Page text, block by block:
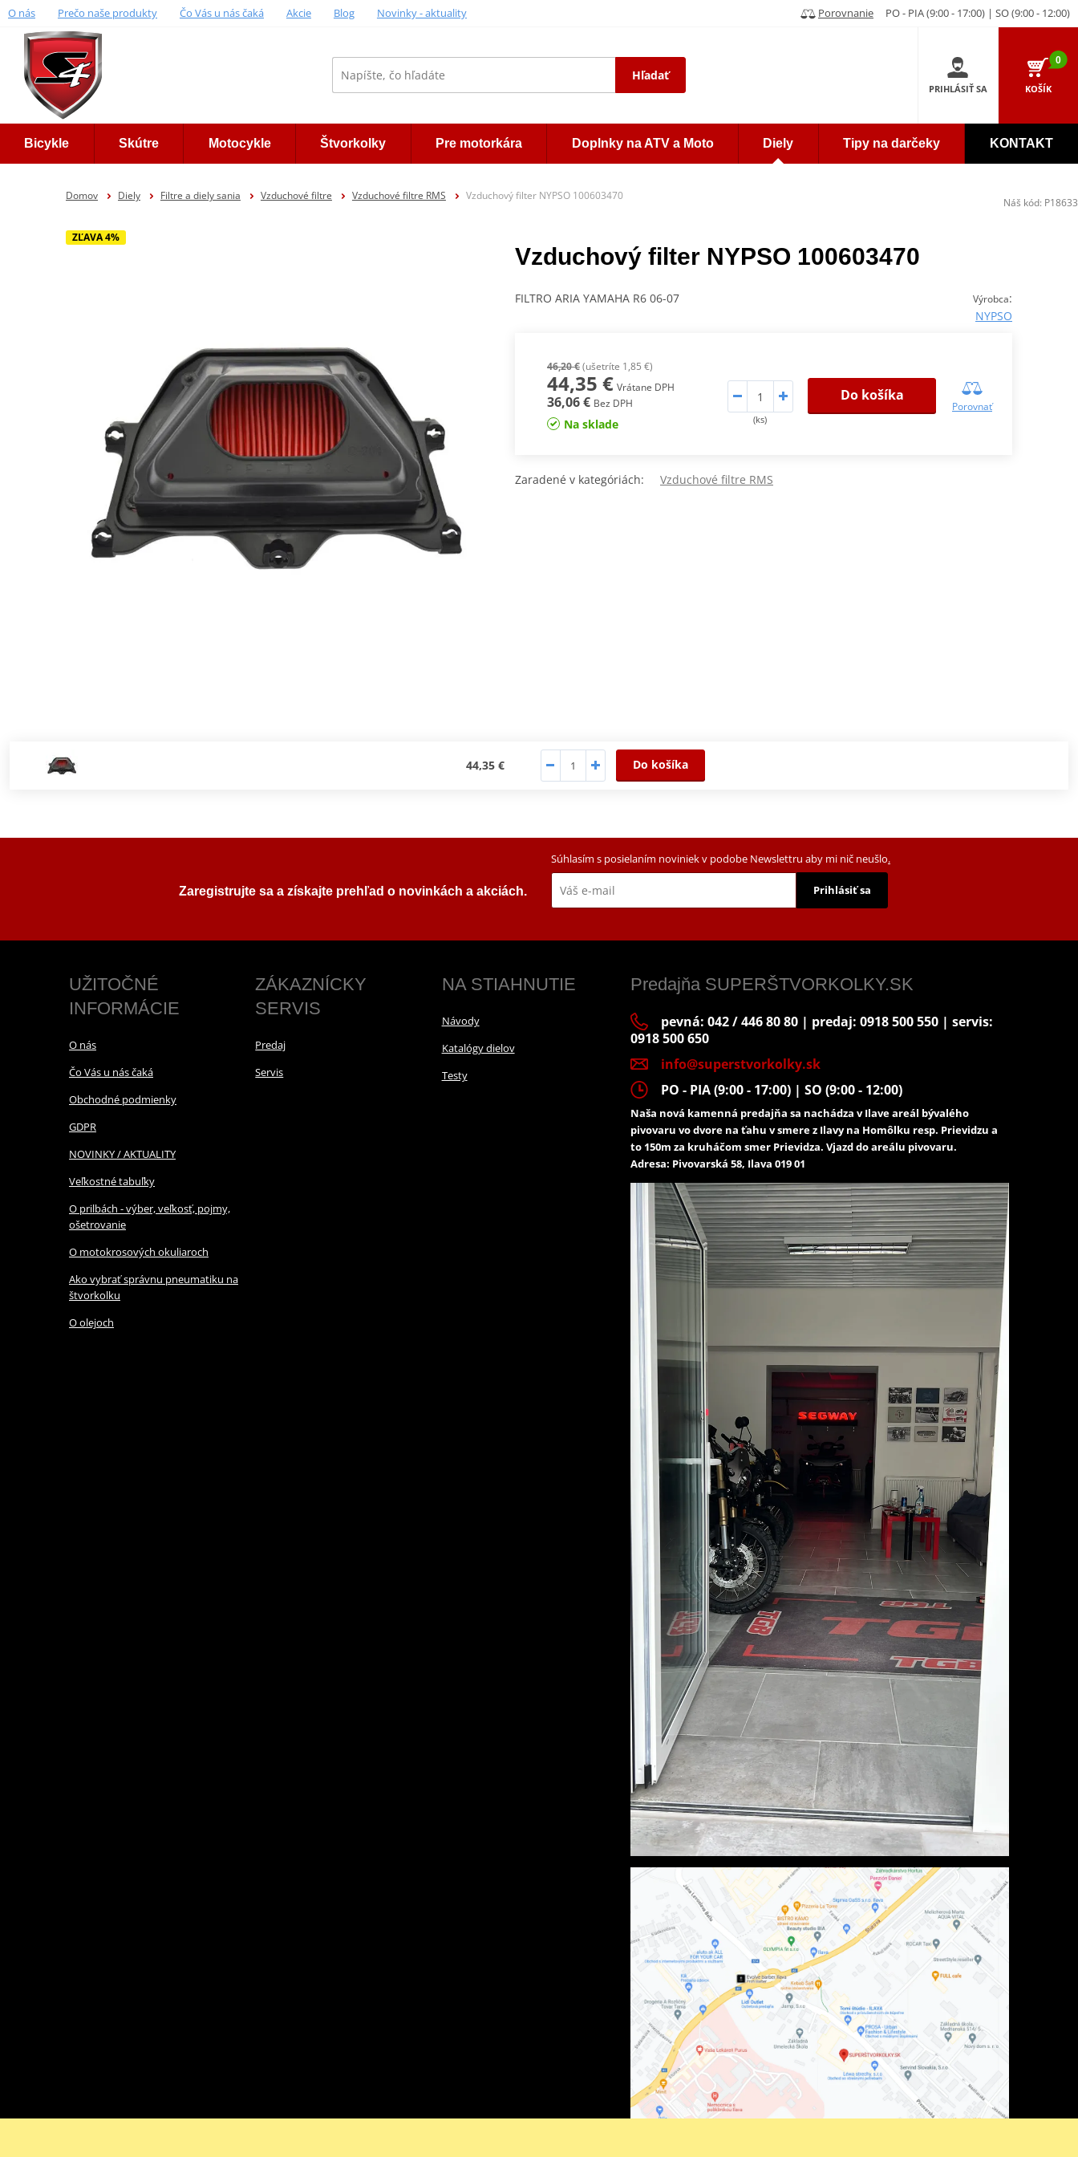
O nás Prečo naše produkty Čo Vás u nás čaká Akcie Blog Novinky - aktuality Porovnanie PO - PIA (9:00 - 17:00) | SO (9:00 - 12:00)
Hľadať
PRIHLÁSIŤ SA
0
KOŠÍK
Bicykle Skútre Motocykle Štvorkolky Pre motorkára Doplnky na ATV a Moto Diely Tipy na darčeky KONTAKT
Domov Diely Filtre a diely sania Vzduchové filtre Vzduchové filtre RMS Vzduchový filter NYPSO 100603470
ZĽAVA 4%
Vzduchový filter NYPSO 100603470
Výrobca:
NYPSO
FILTRO ARIA YAMAHA R6 06-07
46,20 €(ušetríte 1,85 €)
44,35 € Vrátane DPH
36,06 € Bez DPH
Na sklade (ks)
Do košíka
Porovnať
Zaradené v kategóriách: Vzduchové filtre RMS
44,35 € Do košíka
Náš kód: P18633
Zaregistrujte sa a získajte prehľad o novinkách a akciách.
Súhlasím s posielaním noviniek v podobe Newslettru aby mi nič neušlo.
Prihlásiť sa
UŽITOČNÉ
INFORMÁCIE
O nás
Čo Vás u nás čaká
Obchodné podmienky
GDPR
NOVINKY / AKTUALITY
Veľkostné tabuľky
O prilbách - výber, veľkosť, pojmy,
ošetrovanie
O motokrosových okuliaroch
Ako vybrať správnu pneumatiku na
štvorkolku
O olejoch
ZÁKAZNÍCKY
SERVIS
Predaj
Servis
NA STIAHNUTIE
Návody
Katalógy dielov
Testy
Predajňa SUPERŠTVORKOLKY.SK
pevná: 042 / 446 80 80 | predaj: 0918 500 550 | servis:
0918 500 650
info@superstvorkolky.sk
PO - PIA (9:00 - 17:00) | SO (9:00 - 12:00)
Naša nová kamenná predajňa sa nachádza v Ilave areál bývalého
pivovaru vo dvore na ťahu v smere z Ilavy na Homôlku resp. Prievidzu a
to 150m za kruháčom smer Prievidza. Vjazd do areálu pivovaru.
Adresa: Pivovarská 58, Ilava 019 01